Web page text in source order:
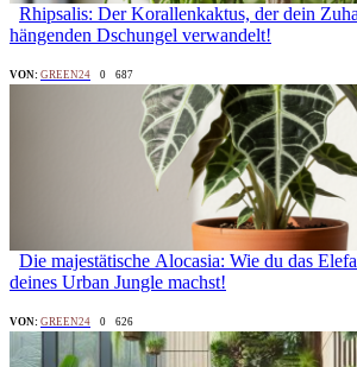
Rhipsalis: Der Korallenkaktus, der dein
hängenden Dschungel verwandelt!
VON: GREEN24 0 687
Die majestätische Alocasia: Wie du das
deines Urban Jungle machst!
VON: GREEN24 0 626